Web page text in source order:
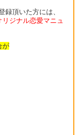
録頂いた方には、
リジナル恋愛マニュ
が